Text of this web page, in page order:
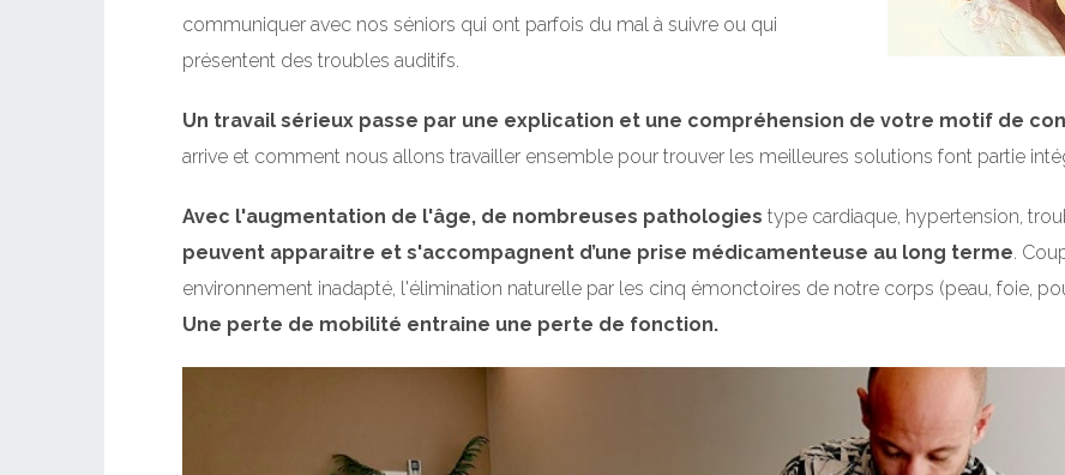
communiquer avec nos séniors qui ont parfois du mal à suivre ou qui
présentent des troubles auditifs.
Un travail sérieux passe par une explication et une compréhension de votre motif de
arrive et comment nous allons travailler ensemble pour trouver les meilleures solutions font partie
Avec l'augmentation de l'âge, de nombreuses pathologies type cardiaque, hypertension,
peuvent apparaitre et s'accompagnent d’une prise médicamenteuse au long terme .
environnement inadapté, l'élimination naturelle par les cinq émonctoires de notre corps (peau, foie,
Une perte de mobilité entraine une perte de fonction.